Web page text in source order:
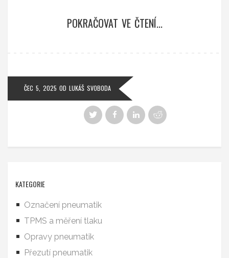
POKRAČOVAT VE ČTENÍ...
ČEC 5, 2025 OD LUKÁŠ SVOBODA
KATEGORIE
Označení pneumatik
TPMS a měření tlaku
Opravy pneumatik
Přezutí pneumatik